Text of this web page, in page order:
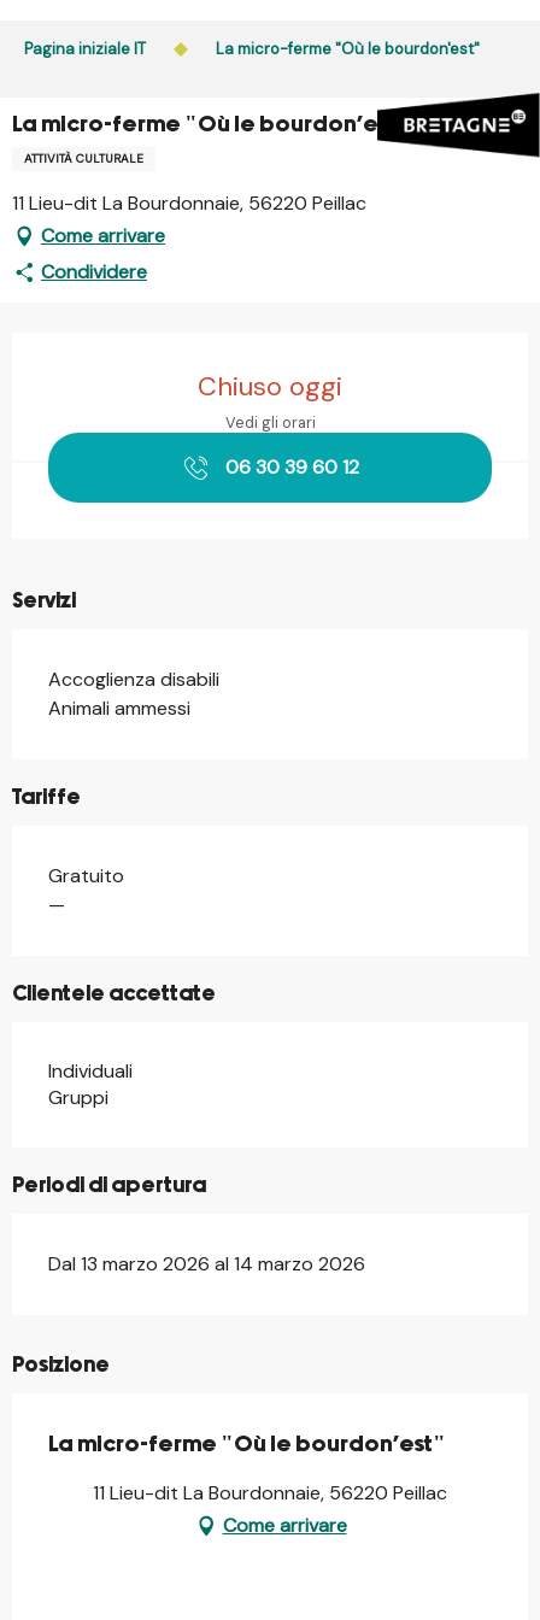
Pagina iniziale IT La micro-ferme "Où le bourdon'est"
La micro-ferme "Où le bourdon'est"
ATTIVITÀ CULTURALE
11 Lieu-dit La Bourdonnaie, 56220 Peillac
Come arrivare
Condividere
Chiuso oggi
Vedi gli orari
06 30 39 60 12
Servizi
Accoglienza disabili
Animali ammessi
Tariffe
Tariffe 2026
Gratuito
—
Clientele accettate
Individuali
Gruppi
Periodi di apertura
Dal 13 marzo 2026 al 14 marzo 2026
Posizione
La micro-ferme "Où le bourdon'est"
11 Lieu-dit La Bourdonnaie, 56220 Peillac
Come arrivare